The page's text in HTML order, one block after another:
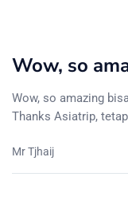
Wow, so
Wow, so amazing
Thanks Asiatrip,
Mr Tjhaij